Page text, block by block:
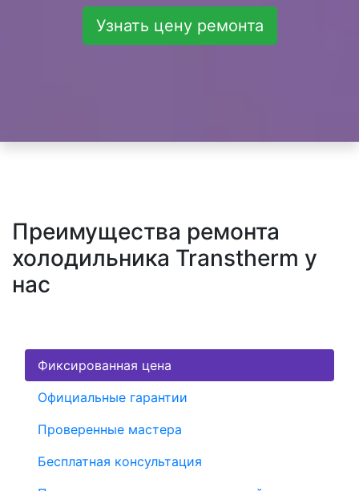
Узнать цену ремонта
Преимущества ремонта
холодильника Transtherm у
нас
Фиксированная цена
Официальные гарантии
Проверенные мастера
Бесплатная консультация